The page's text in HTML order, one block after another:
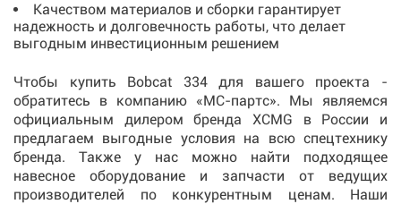
Качеством материалов и сборки гарантирует
надежность и долговечность работы, что делает
выгодным инвестиционным решением
Чтобы купить Bobcat 334 для вашего проекта -
обратитесь в компанию «МС-партс». Мы являемся
официальным дилером бренда XCMG в России и
предлагаем выгодные условия на всю спецтехнику
бренда. Также у нас можно найти подходящее
навесное оборудование и запчасти от ведущих
производителей по конкурентным ценам. Наши